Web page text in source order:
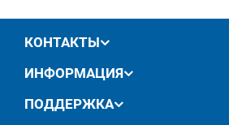
равномерному
толщине материала
Может использоваться для
мокрому" и "по сухому"
Не забивается
Имеет повышенную прочность
КОНТАКТЫ
ИНФОРМАЦИЯ
ПОДДЕРЖКА